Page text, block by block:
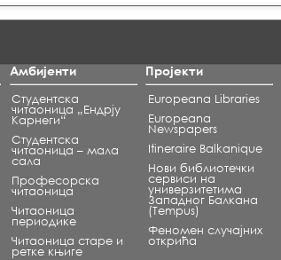
Амбијенти
Студентска
читаоница „Ендрју
Карнеги“
Студентска
читаоница – мала
сала
Професорска
читаоница
Читаоница
периодике
Читаоница старе и
ретке књиге
Пројекти
Europeana Libraries
Europeana
Newspapers
Itineraire Balkanique
Нови библиотечки
сервиси на
универзитетима
Западног Балкана
(Tempus)
Феномен случајних
открића